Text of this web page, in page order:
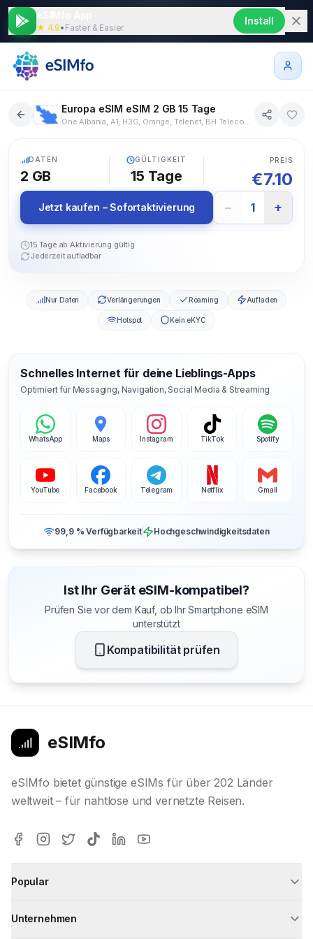
★ 4.9• Faster & Easier
Install
Europa eSIM eSIM 2 GB 15 Tage
One Albania, A1, H3G, Orange, Telenet, BH Telecom, Vivacom, Yettel Bulgaria EAD, Telemach/TM, A1 Hrvatska, cyta, Epic Cyprus, Vodafone, O2, 3 Denmark, Norlys Mobil A/S, Telia, Tele2, DNA, Telia Finland Oyj, Free Mobile, Orange France, Bouygues Télécom, Cellfie Mobile LLC, Vodafone Germany, O2, Gibtelecom, NOVA, Vodafone, Telenor, T-Mobile, Nova ehf., Three Ireland, Eircom Limited, ILIAD Italia S.p.A., WINDTRE, Tele2, LMT, Telecom Liechtenstein, Salt Liechtenstein, UAB Tele2, Telia, Orange, Melita Ltd, MTEL, KPN, A1 mk, Telia, Plus, NOS, MEO, Vodafone, Orange, Digi Romania, Yettel Serbia, Orange, O2, Telemach, A1, Orange Spain, Telefónica Móviles España, Tele2 AB, 3, Telia Company AB, Salt, Swisscom, Salt Switzerland, TT Mobil Iletisim Hizmetleri A.S., Kyivstar, Virgin Media O2, 3 United Kingdom, EE Limited
DATEN
2 GB
GÜLTIGKEIT
15 Tage
PREIS
€7.10
Jetzt kaufen – Sofortaktivierung − 1 +
15 Tage ab Aktivierung gültig
Jederzeit aufladbar
Nur Daten Verlängerungen Roaming Aufladen
Hotspot Kein eKYC
Schnelles Internet für deine Lieblings-Apps
Optimiert für Messaging, Navigation, Social Media & Streaming
WhatsApp Maps Instagram TikTok Spotify
YouTube Facebook Telegram Netflix Gmail
99,9 % Verfügbarkeit Hochgeschwindigkeitsdaten
Ist Ihr Gerät eSIM-kompatibel?
Prüfen Sie vor dem Kauf, ob Ihr Smartphone eSIM
unterstützt
Kompatibilität prüfen
eSIMfo
eSIMfo bietet günstige eSIMs für über 202 Länder
weltweit – für nahtlose und vernetzte Reisen.
Popular
Unternehmen